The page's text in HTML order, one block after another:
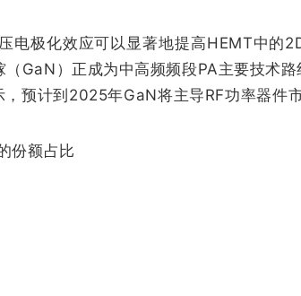
极化效应可以显著地提高HEMT中的
GaN）正成为中高频频段PA主要技术
预计到2025年GaN将主导RF功率器件
份额占比